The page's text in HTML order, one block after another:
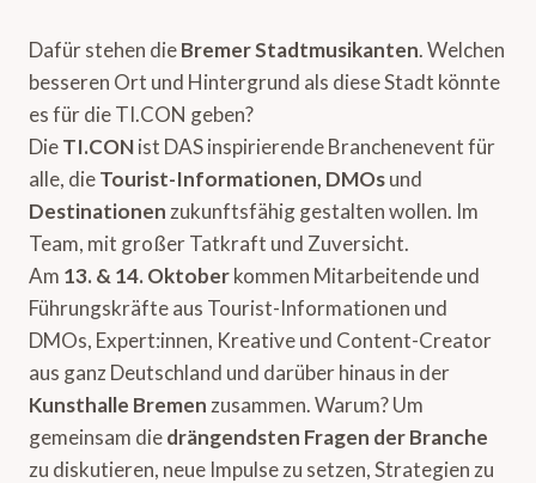
Dafür stehen dieBremer Stadtmusikanten. Welchen
besseren Ort und Hintergrund als diese Stadt könnte
es für die TI.CON geben?
DieTI.CONist DAS inspirierende Branchenevent für
alle, dieTourist-Informationen, DMOsund
Destinationen zukunftsfähig gestalten wollen. Im
Team, mit großer Tatkraft und Zuversicht.
Am 13. & 14. Oktoberkommen Mitarbeitende und
Führungskräfte aus Tourist-Informationen und
DMOs, Expert:innen, Kreative und Content-Creator
aus ganz Deutschland und darüber hinaus in der
Kunsthalle Bremen zusammen. Warum? Um
gemeinsam diedrängendsten Fragen der Branche
zu diskutieren, neue Impulse zu setzen, Strategien zu